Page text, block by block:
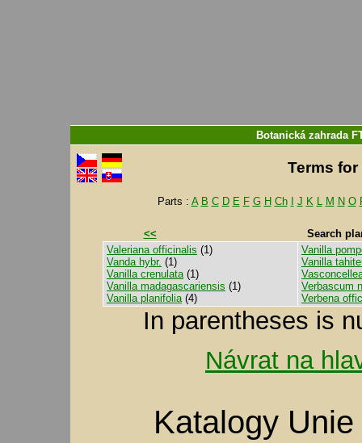
Botanická zahrada
Terms
Parts : A B C D E F G H Ch J K L M N O
<<
Search
Valeriana officinalis (1)
Vanda hybr. (1)
Vanilla crenulata(1)
Vanilla madagascariensis (1)
Vanilla planifolia(4)
Vanilla
Vanilla
Verbascum
Verbena
In parentheses is
Návrat na
Katalogy